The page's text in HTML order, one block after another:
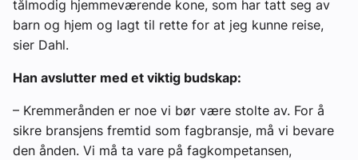
tålmodig hjemmeværende kone, som har tatt seg av
barn og hjem og lagt til rette for at jeg kunne reise,
sier Dahl.
Han avslutter med et viktig budskap:
– Kremmerånden er noe vi bør være stolte av. For å
sikre bransjens fremtid som fagbransje, må vi bevare
den ånden. Vi må ta vare på fagkompetansen,